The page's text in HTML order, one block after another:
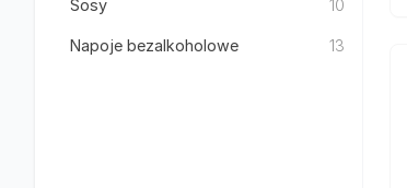
Sosy 10
Napoje bezalkoholowe 13